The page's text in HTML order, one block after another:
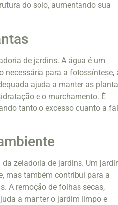
do solo, aumentando sua
de jardins. A água é um
necessária para a fotossíntese,
ajuda a manter as
e o murchamento. É
tanto o excesso quanto a
zeladoria de jardins. Um
mas também contribui para a
A remoção de folhas secas,
a manter o jardim limpo e